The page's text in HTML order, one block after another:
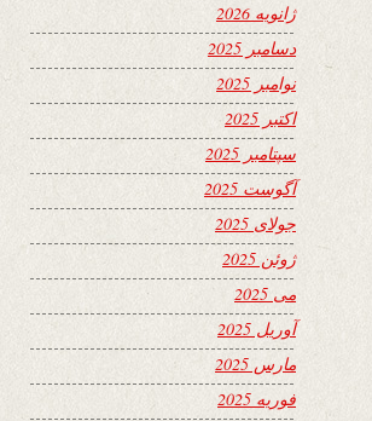
ژانویه 2026
دسامبر 2025
نوامبر 2025
اکتبر 2025
سپتامبر 2025
آگوست 2025
جولای 2025
ژوئن 2025
می 2025
آوریل 2025
مارس 2025
فوریه 2025